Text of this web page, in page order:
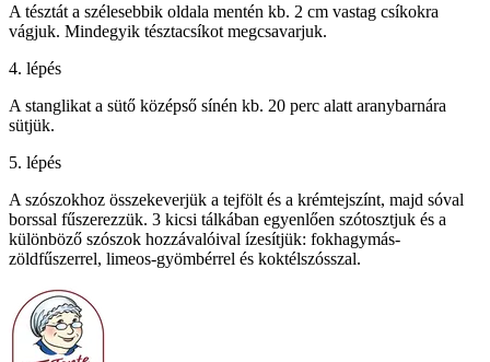
A tésztát a szélesebbik oldala mentén kb. 2 cm vastag csíkokra
vágjuk. Mindegyik tésztacsíkot megcsavarjuk.
4. lépés
A stanglikat a sütő középső sínén kb. 20 perc alatt aranybarnára
sütjük.
5. lépés
A szószokhoz összekeverjük a tejfölt és a krémtejszínt, majd sóval
borssal fűszerezzük. 3 kicsi tálkában egyenlően szótosztjuk és a
különböző szószok hozzávalóival ízesítjük: fokhagymás-
zöldfűszerrel, limeos-gyömbérrel és koktélszósszal.